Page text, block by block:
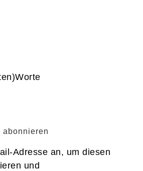
abonnieren
Adresse an, um diesen
und